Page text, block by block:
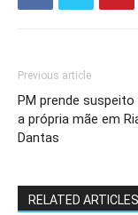
Previous article
PM prende suspeito
a própria mãe em
Dantas
RELATED ARTICLES